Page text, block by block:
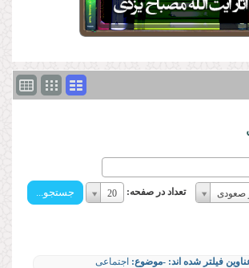
صعودی
ترتیب:
تعداد در صفحه: 20
تعداد
در
فیلتر شده اند: -موضوع: اجتماعی